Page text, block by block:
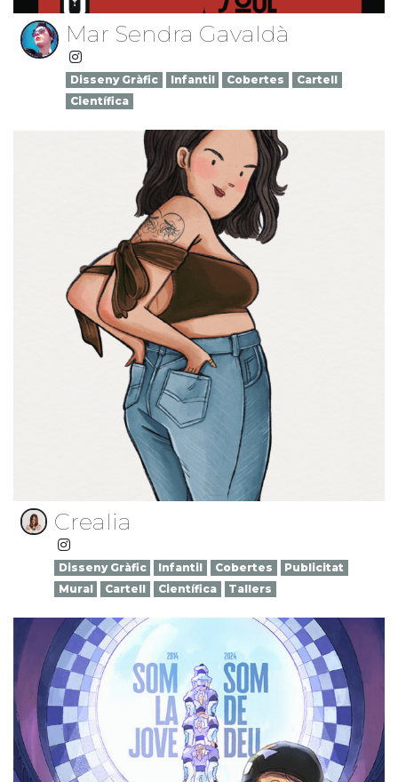
Mar Sendra Gavaldà
Disseny Gràfic Infantil Cobertes
Cartell
Científica
Crealia
Disseny Gràfic Infantil Cobertes
Publicitat
Mural
Cartell Científica Tallers